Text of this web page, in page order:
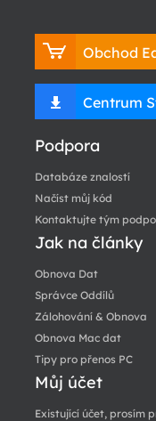
Obchod
Centrum
Podpora
Databáze znalostí
Načíst můj kód
Kontaktujte tým
Jak na články
Obnova Dat
Správce Oddílů
Zálohování & Obnova
Obnova Mac dat
Tipy pro přenos PC
Můj účet
Existující účet, prosím